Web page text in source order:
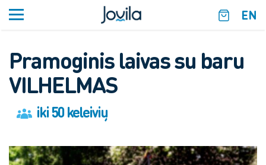
EN
Pramoginis laivas su baru
VILHELMAS
iki 50 keleivių